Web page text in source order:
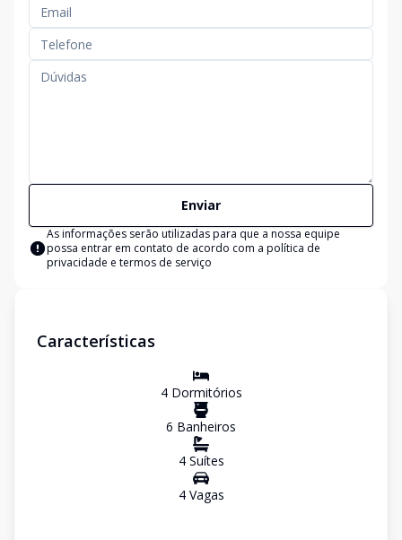
Enviar
As informações serão utilizadas para que a nossa equipe
possa entrar em contato de acordo com a política de
privacidade e termos de serviço
Características
4Dormitórios
6 Banheiros
4Suítes
4Vagas